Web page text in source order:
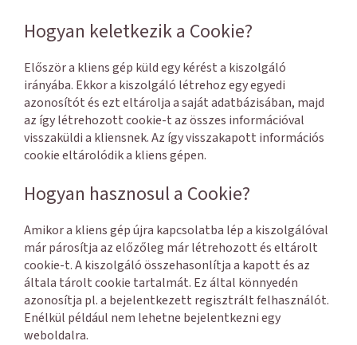
Hogyan keletkezik a Cookie?
Először a kliens gép küld egy kérést a kiszolgáló
irányába. Ekkor a kiszolgáló létrehoz egy egyedi
azonosítót és ezt eltárolja a saját adatbázisában, majd
az így létrehozott cookie-t az összes információval
visszaküldi a kliensnek. Az így visszakapott információs
cookie eltárolódik a kliens gépen.
Hogyan hasznosul a Cookie?
Amikor a kliens gép újra kapcsolatba lép a kiszolgálóval
már párosítja az előzőleg már létrehozott és eltárolt
cookie-t. A kiszolgáló összehasonlítja a kapott és az
általa tárolt cookie tartalmát. Ez által könnyedén
azonosítja pl. a bejelentkezett regisztrált felhasználót.
Enélkül például nem lehetne bejelentkezni egy
weboldalra.